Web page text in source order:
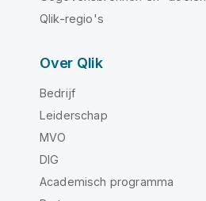
Qlik-regio's
Over Qlik
Bedrijf
Leiderschap
MVO
DIG
Academisch programma